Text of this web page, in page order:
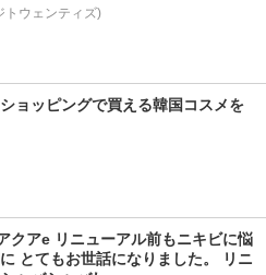
トウェンティズ)
ョッピングで買える韓国コスメを
クアe リニューアル前もニキビに悩
とてもお世話になりました。 リニ